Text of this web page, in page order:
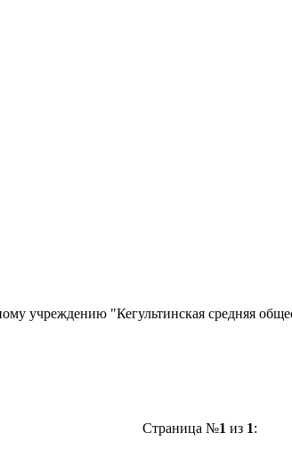
учреждению "Кегультинская средняя
Страница №1 из 1: